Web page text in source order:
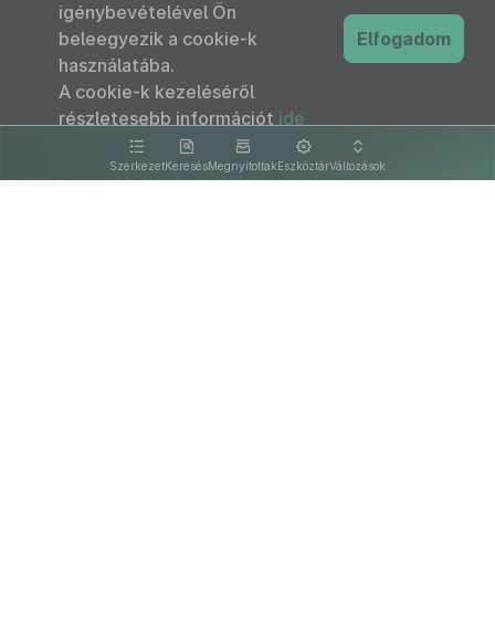
SzerkezetKeresésMegnyitottakEszköztárVáltozások
igénybevételével Ön
beleegyezik a cookie-k
használatába.
A cookie-k kezeléséről
részletesebb információt ide
kattintva olvashat.
Elfogadom